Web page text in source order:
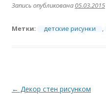
Запись опубликована05.03.2015
Метки: детские рисунки ,
Навигация
← Декор стен рисунком